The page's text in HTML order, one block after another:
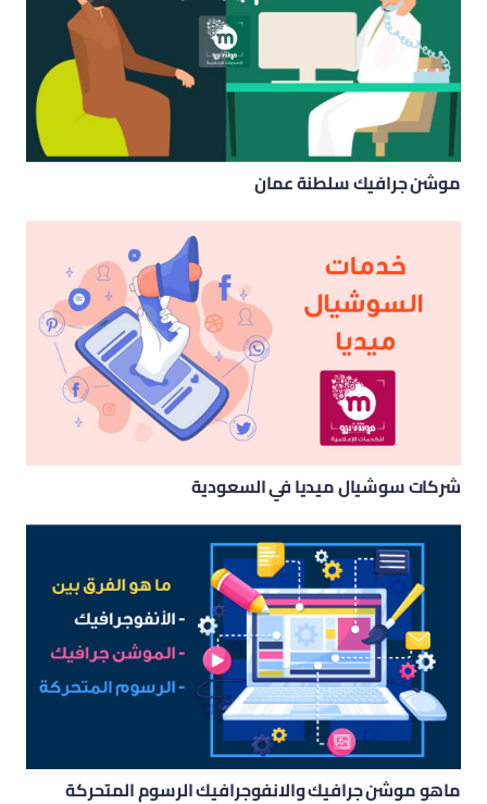
موشن جرافيك سلطنة عمان
شركات سوشيال ميديا في السعودية
ماهو موشن جرافيك والانفوجرافيك الرسوم المتحركة